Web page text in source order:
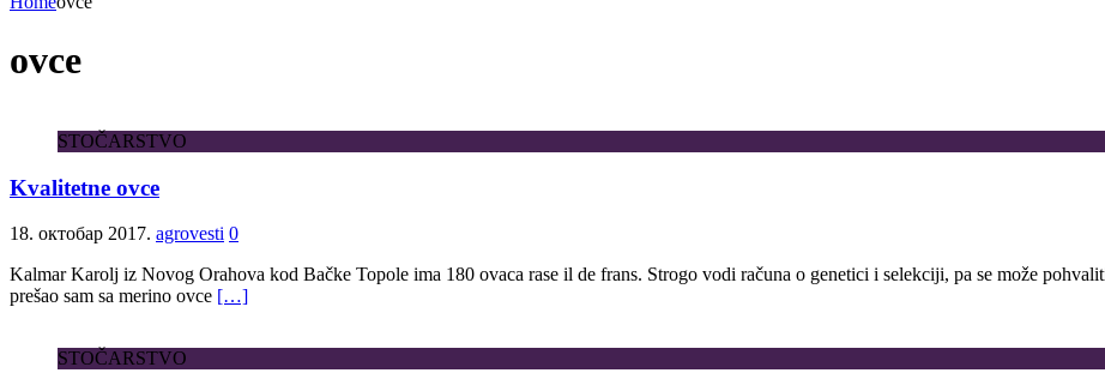
ovce
STOČARSTVO
Kvalitetne ovce
18. октобар 2017. agrovesti 0
Kalmar Karolj iz Novog Orahova kod Bačke Topole ima 180 ovaca rase il de frans. Strogo vodi računa o genetici i selekciji, pa se može
prešao sam sa merino ovce […]
STOČARSTVO